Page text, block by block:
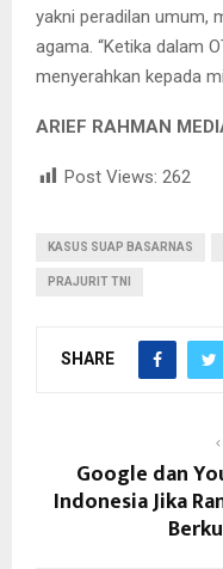
yakni peradilan umum,
agama. “Ketika dalam
menyerahkan kepada
ARIEF RAHMAN
Post Views: 262
KASUS SUAP BASARNAS
PRAJURIT TNI
SHARE
Google dan
Indonesia Jika